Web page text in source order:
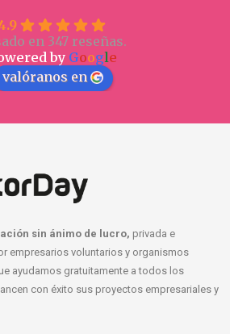
en 347 reseñas.
by Google
valóranos en
sin ánimo de lucro, privada e
empresarios voluntarios y organismos
ayudamos gratuitamente a todos los
con éxito sus proyectos empresariales y